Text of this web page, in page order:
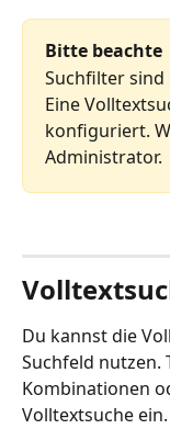
Bitte beachte
Suchfilter
Eine
konfiguriert.
Administrator.
Du kannst die
Suchfeld nutzen.
Kombinationen
Volltextsuche ein.